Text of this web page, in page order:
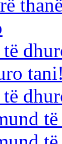
të
tani!
të